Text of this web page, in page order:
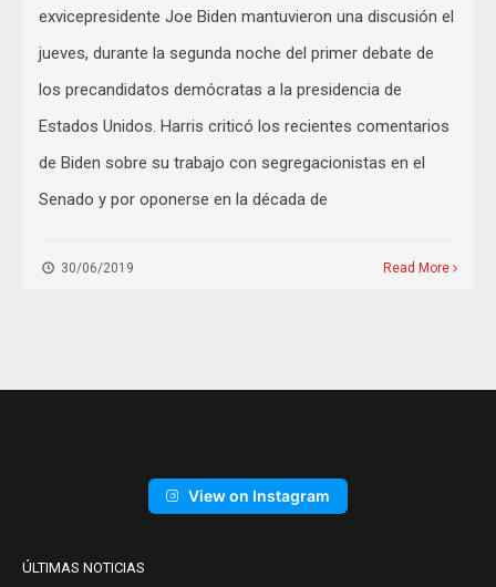
exvicepresidente Joe Biden mantuvieron una discusión el
jueves, durante la segunda noche del primer debate de
los precandidatos demócratas a la presidencia de
Estados Unidos. Harris criticó los recientes comentarios
de Biden sobre su trabajo con segregacionistas en el
Senado y por oponerse en la década de
30/06/2019 Read More
View on Instagram
ÚLTIMAS NOTICIAS